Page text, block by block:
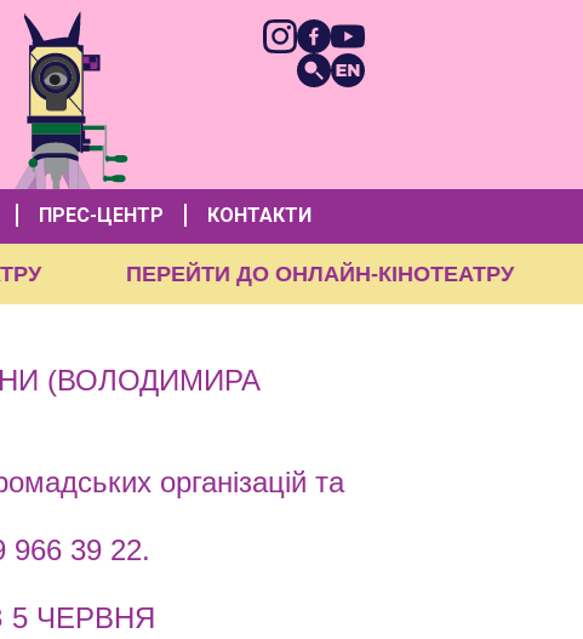
ПРЕС-ЦЕНТР КОНТАКТИ
ПЕРЕЙТИ ДО ОНЛАЙН-КІНОТЕАТРУ
(ВОЛОДИМИРА
організацій та
966 39 22.
ЧЕРВНЯ